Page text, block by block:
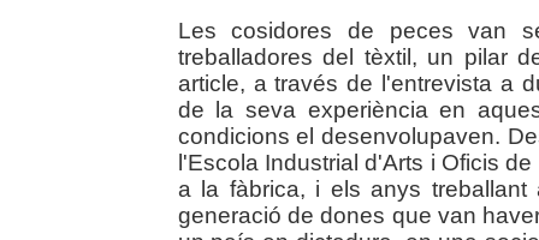
Les cosidores de peces van
treballadores del tèxtil, un pilar
article, a través de l'entrevista a
de la seva experiència en
condicions el desenvolupaven.
l'Escola Industrial d'Arts i Oficis
a la fàbrica, i els anys
generació de dones que van